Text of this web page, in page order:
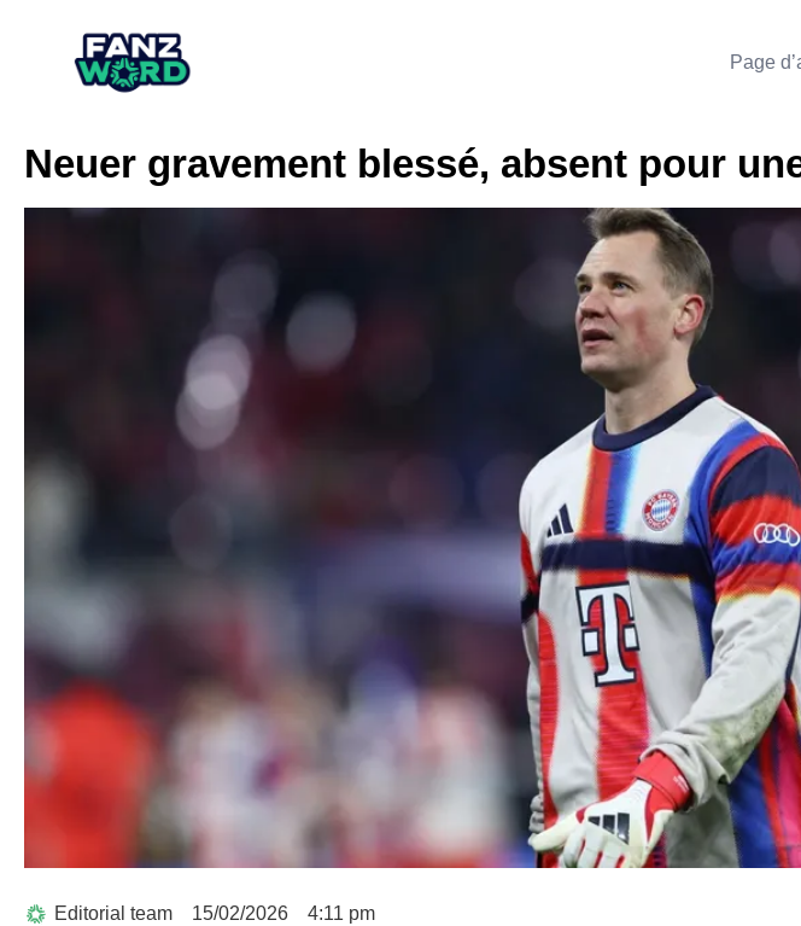
Page
Neuer gravement blessé, absent pour
Editorial team 15/02/2026 4:11 pm